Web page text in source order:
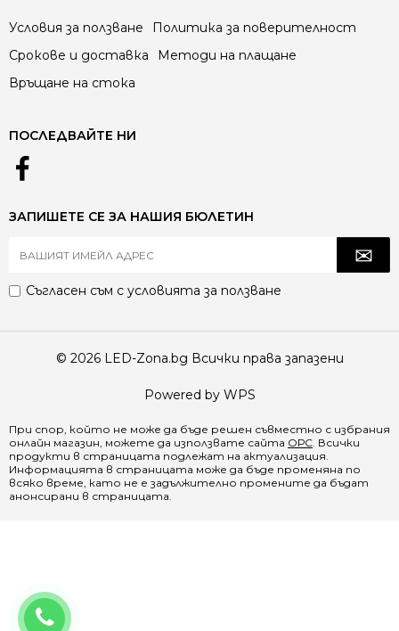
0888 065 970
Условия за ползване
Политика за поверителност
Срокове и доставка
Методи на плащане
Връщане на стока
ПОСЛЕДВАЙТЕ НИ
ЗАПИШЕТЕ СЕ ЗА НАШИЯ БЮЛЕТИН
Съгласен съм с условията за ползване
© 2026 LED-Zona.bg Всички права запазени
Powered by WPS
При спор, който не може да бъде решен съвместно с избрания
онлайн магазин, можете да използвате сайта ОРС. Всички
продукти в страницата подлежат на актуализация.
Информацията в страницата може да бъде променяна по
всяко време, като не е задължително промените да бъдат
анонсирани в страницата.